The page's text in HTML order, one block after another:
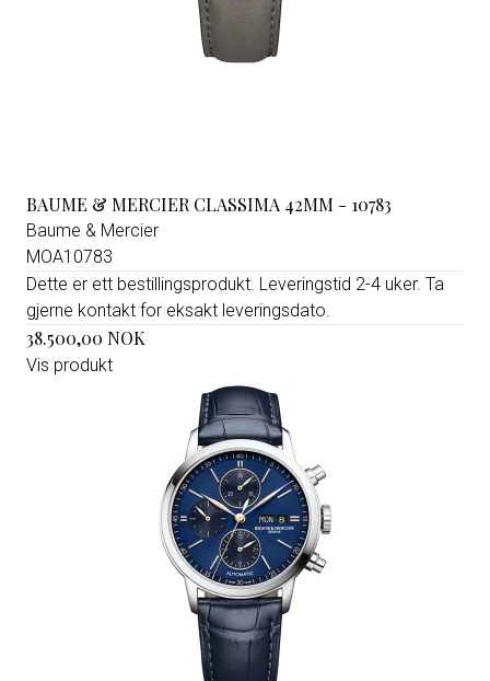
BAUME & MERCIER CLASSIMA 42MM - 10783
Baume & Mercier
MOA10783
Dette er ett bestillingsprodukt. Leveringstid 2-4 uker. Ta
gjerne kontakt for eksakt leveringsdato.
38.500,00 NOK
Vis produkt